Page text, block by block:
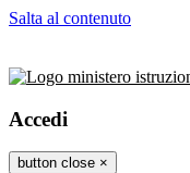
Salta al contenuto
Accedi
button close ×